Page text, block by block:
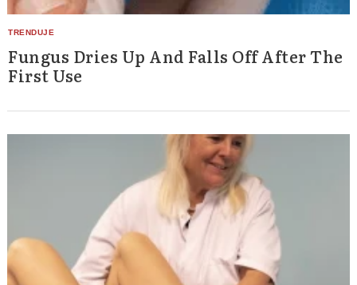
Fungus Dries Up And Falls Off After The
First Use